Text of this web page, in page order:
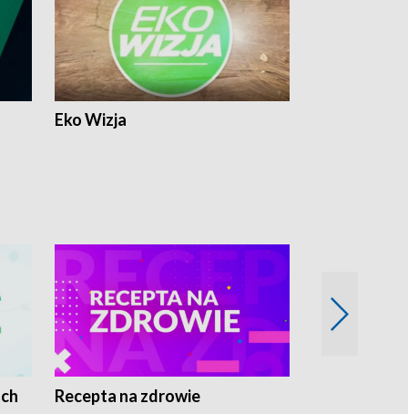
Eko Wizja
Recepta na zdrowie